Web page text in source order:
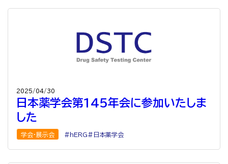
2025/04/30
日本薬学会第145年会に参加いたしま
した
学会・展示会 hERG 日本薬学会